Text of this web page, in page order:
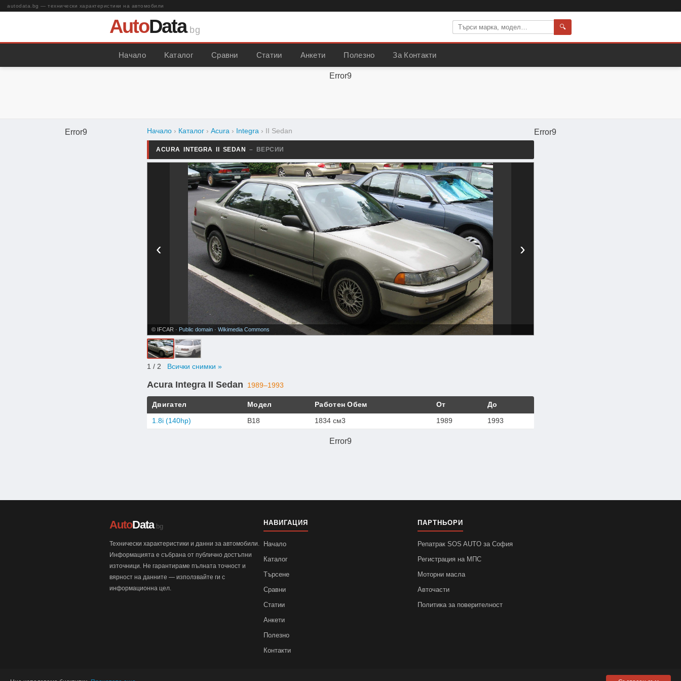
autodata.bg — технически характеристики на автомобили
AutoData.bg 🔍
Начало Kаталог Сравни Статии Анкети Полезно За Контакти
Error9
Error9 Начало › Каталог › Acura › Integra › II Sedan
ACURA INTEGRA II SEDAN – ВЕРСИИ
‹ ›
© IFCAR · Public domain · Wikimedia Commons
1 / 2 Всички снимки »
Acura Integra II Sedan 1989–1993
Двигател Модел Работен Обем От До
1.8i (140hp) B18 1834 см3 1989 1993
Error9
Error9
AutoData.bg
Технически характеристики и данни за автомобили.
Информацията е събрана от публично достъпни
източници. Не гарантираме пълната точност и
вярност на данните — използвайте ги с
информационна цел.
НАВИГАЦИЯ
Начало
Каталог
Търсене
Сравни
Статии
Анкети
Полезно
Контакти
ПАРТНЬОРИ
Репатрак SOS AUTO за София
Регистрация на МПС
Моторни масла
Авточасти
Политика за поверителност